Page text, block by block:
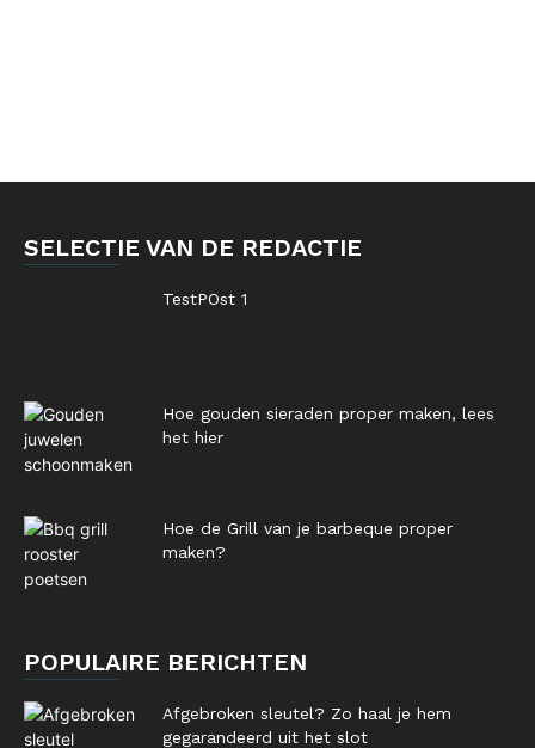
SELECTIE VAN DE REDACTIE
TestPOst 1
Hoe gouden sieraden proper maken, lees
het hier
Hoe de Grill van je barbeque proper
maken?
POPULAIRE BERICHTEN
Afgebroken sleutel? Zo haal je hem
gegarandeerd uit het slot